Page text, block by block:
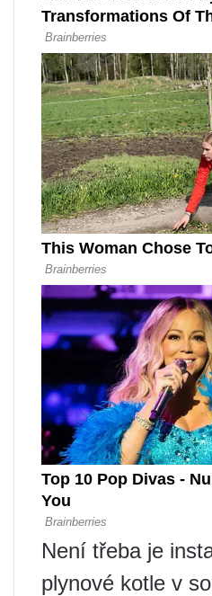
Není třeba je
plynové kotle v